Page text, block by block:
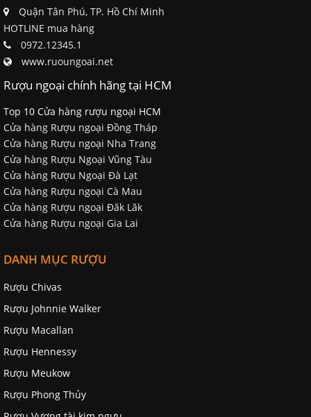
Quận Tân Phú, TP. Hồ Chí Minh
HOTLINE mua hàng
0972.12345.1
www.ruoungoai.net
Rượu ngoại chính hãng tại HCM
Top 10 Cửa hàng rượu ngoại HCM
Cửa hàng Rượu ngoại Đồng Tháp
Cửa hàng Rượu ngoại Nha Trang
Cửa hàng Rượu Ngoại Vũng Tàu
Cửa hàng Rượu Ngoại Đà Lạt
Cửa hàng Rượu ngoại Cà Mau
Cửa hàng Rượu ngoại Đăk Lăk
Cửa hàng Rượu ngoại Gia Lai
DANH MỤC RƯỢU
Rượu Chivas
Rượu Johnnie Walker
Rượu Macallan
Rượu Hennessy
Rượu Meukow
Rượu Phong Thủy